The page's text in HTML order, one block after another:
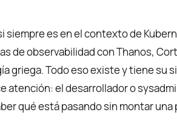
siempre es en el contexto de
de observabilidad con Thanos,
griega. Todo eso existe y tiene su
atención: el desarrollador o
qué está pasando sin montar